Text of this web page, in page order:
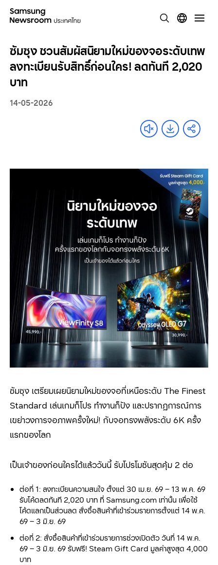
ซัมซุง ชวนสัมผัสนิยามใหม่ของจอระดับเทพ
ลงทะเบียนรับสิทธิ์ก่อนใคร! ลดทันที 2,020
บาท
14-05-2026
ซัมซุง เตรียมเผยนิยามใหม่ของจอที่เหนือระดับ The Finest
Standard เล่นเกมก็โปร ทำงานก็ปัง และปรากฏการณ์การ
เขย่าวงการจอภาพครั้งใหม่! กับจอทรงพลังระดับ 6K ครั้ง
แรกของโลก
เป็นเจ้าของก่อนใครได้แล้ววันนี้ รับโปรโมชันสุดคุ้ม 2 ต่อ
ต่อที่ 1: ลงทะเบียนความสนใจ ตั้งแต่ 30 เม.ย. 69 – 13 พ.ค. 69
รับโค้ดลดทันที 2,020 บาท ที่ Samsung.com เท่านั้น เพื่อใช้
โค้ดแลกเป็นส่วนลด สั่งซื้อสินค้าที่เข้าร่วมรายการตั้งแต่ 14 พ.ค.
69 – 3 มิ.ย. 69
ต่อที่ 2: สั่งซื้อสินค้าที่เข้าร่วมรายการช่วงเปิดตัว วันที่ 14 พ.ค.
69 – 3 มิ.ย. 69 รับฟรี! Steam Gift Card มูลค่าสูงสุด 4,000
บาท